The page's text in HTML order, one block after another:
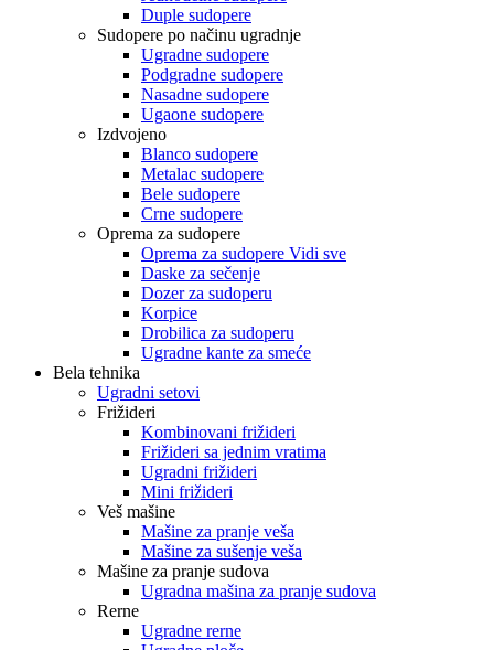
Duple sudopere
Sudopere po načinu ugradnje
Ugradne sudopere
Podgradne sudopere
Nasadne sudopere
Ugaone sudopere
Izdvojeno
Blanco sudopere
Metalac sudopere
Bele sudopere
Crne sudopere
Oprema za sudopere
Oprema za sudopere Vidi sve
Daske za sečenje
Dozer za sudoperu
Korpice
Drobilica za sudoperu
Ugradne kante za smeće
Bela tehnika
Ugradni setovi
Frižideri
Kombinovani frižideri
Frižideri sa jednim vratima
Ugradni frižideri
Mini frižideri
Veš mašine
Mašine za pranje veša
Mašine za sušenje veša
Mašine za pranje sudova
Ugradna mašina za pranje sudova
Rerne
Ugradne rerne